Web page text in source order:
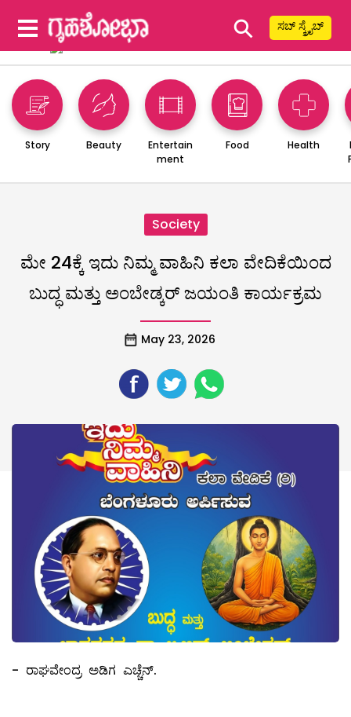
⚲ ಸಬ್ ಸ್ಕ್ರೈಬ್
Story Beauty
Entertain
ment
Food Health
Society
ಮೇ 24ಕ್ಕೆ ಇದು ನಿಮ್ಮ ವಾಹಿನಿ ಕಲಾ ವೇದಿಕೆಯಿಂದ
ಬುದ್ಧ ಮತ್ತು ಅಂಬೇಡ್ಕರ್ ಜಯಂತಿ ಕಾರ್ಯಕ್ರಮ
May 23, 2026
- ರಾಘವೇಂದ್ರ ಅಡಿಗ ಎಚ್ಚೆನ್.